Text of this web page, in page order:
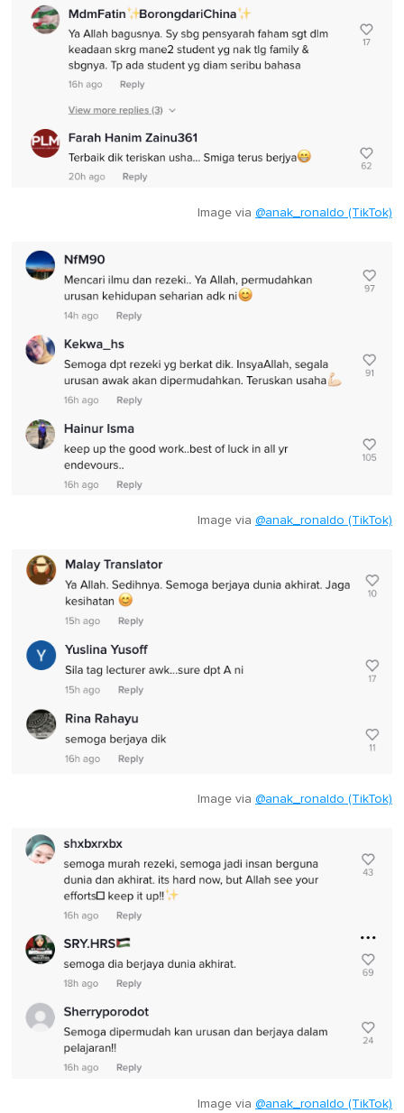
Image via @anak_ronaldo (TikTok)
Image via @anak_ronaldo (TikTok)
Image via @anak_ronaldo (TikTok)
Image via @anak_ronaldo (TikTok)